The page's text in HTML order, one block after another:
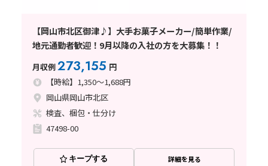
【岡山市北区御津♪】大手お菓子メーカー/簡単作業/
地元通勤者歓迎！9月以降の入社の方を大募集！！
月収例273,155 円
【時給】1,350～1,688円
岡山県岡山市北区
検査、梱包・仕分け
47498-00
キープする 詳細を見る